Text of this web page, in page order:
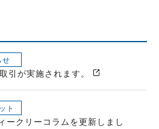
せ
引が実施されます。
ト
ークリーコラムを更新しまし